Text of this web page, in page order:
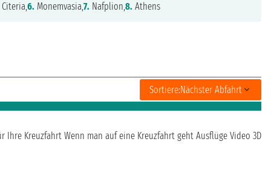
Citeria,6. Monemvasia,7. Nafplion,8. Athens
Sortiere:Nächster Abfahrt
Ihre Kreuzfahrt Wenn man auf eine Kreuzfahrt geht Ausflüge Video 3D